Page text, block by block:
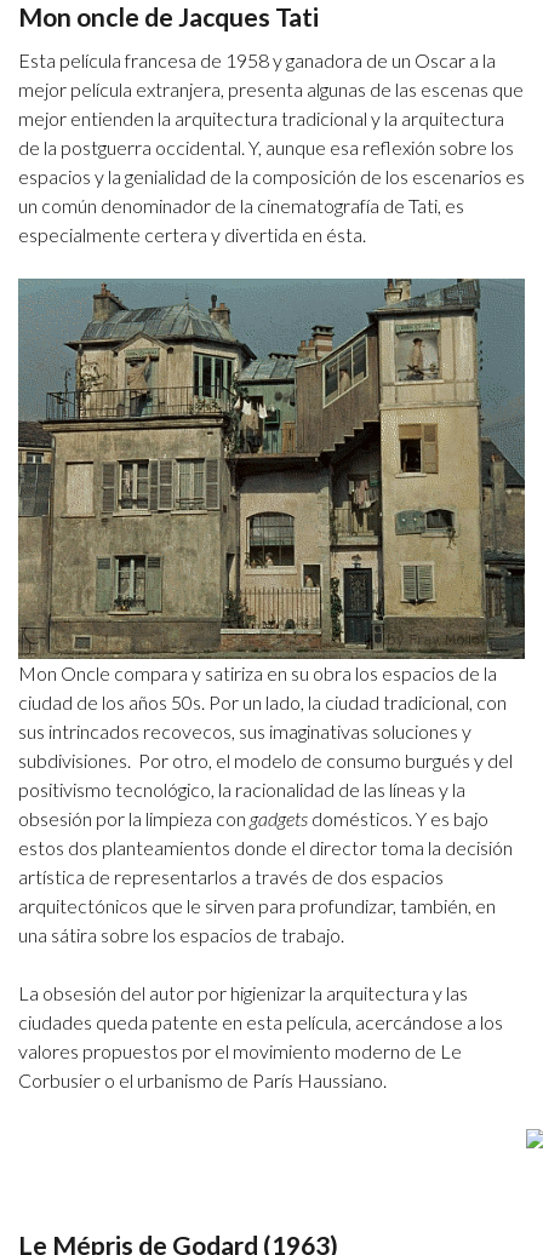
Mon oncle de Jacques Tati
Esta película francesa de 1958 y ganadora de un Oscar a la
mejor película extranjera, presenta algunas de las escenas que
mejor entienden la arquitectura tradicional y la arquitectura
de la postguerra occidental. Y, aunque esa reflexión sobre los
espacios y la genialidad de la composición de los escenarios es
un común denominador de la cinematografía de Tati, es
especialmente certera y divertida en ésta.
Mon Oncle compara y satiriza en su obra los espacios de la
ciudad de los años 50s. Por un lado, la ciudad tradicional, con
sus intrincados recovecos, sus imaginativas soluciones y
subdivisiones. Por otro, el modelo de consumo burgués y del
positivismo tecnológico, la racionalidad de las líneas y la
obsesión por la limpieza con gadgets domésticos. Y es bajo
estos dos planteamientos donde el director toma la decisión
artística de representarlos a través de dos espacios
arquitectónicos que le sirven para profundizar, también, en
una sátira sobre los espacios de trabajo.
La obsesión del autor por higienizar la arquitectura y las
ciudades queda patente en esta película, acercándose a los
valores propuestos por el movimiento moderno de Le
Corbusier o el urbanismo de París Haussiano.
Le Mépris de Godard (1963)